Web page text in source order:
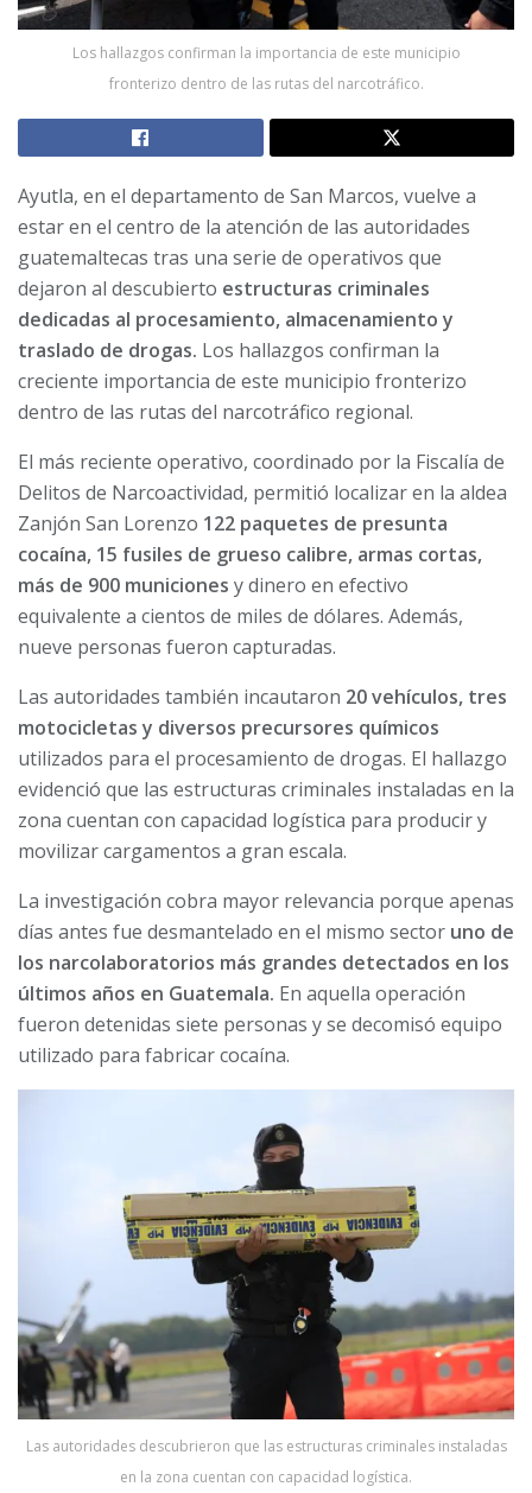
Los hallazgos confirman la importancia de este municipio
fronterizo dentro de las rutas del narcotráfico.
Ayutla, en el departamento de San Marcos, vuelve a
estar en el centro de la atención de las autoridades
guatemaltecas tras una serie de operativos que
dejaron al descubierto estructuras criminales
dedicadas al procesamiento, almacenamiento y
traslado de drogas. Los hallazgos confirman la
creciente importancia de este municipio fronterizo
dentro de las rutas del narcotráfico regional.
El más reciente operativo, coordinado por la Fiscalía de
Delitos de Narcoactividad, permitió localizar en la aldea
Zanjón San Lorenzo 122 paquetes de presunta
cocaína, 15 fusiles de grueso calibre, armas cortas,
más de 900 municiones y dinero en efectivo
equivalente a cientos de miles de dólares. Además,
nueve personas fueron capturadas.
Las autoridades también incautaron 20 vehículos, tres
motocicletas y diversos precursores químicos
utilizados para el procesamiento de drogas. El hallazgo
evidenció que las estructuras criminales instaladas en la
zona cuentan con capacidad logística para producir y
movilizar cargamentos a gran escala.
La investigación cobra mayor relevancia porque apenas
días antes fue desmantelado en el mismo sector uno de
los narcolaboratorios más grandes detectados en los
últimos años en Guatemala. En aquella operación
fueron detenidas siete personas y se decomisó equipo
utilizado para fabricar cocaína.
Las autoridades descubrieron que las estructuras criminales instaladas
en la zona cuentan con capacidad logística.